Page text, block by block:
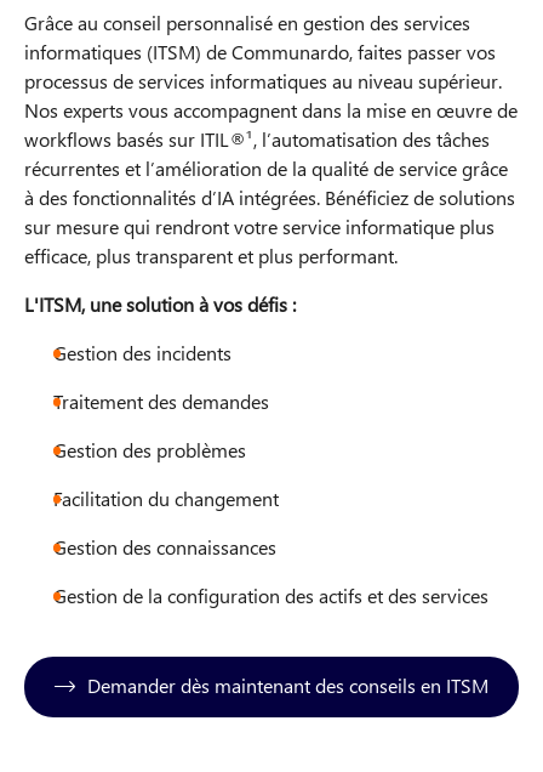
Grâce au conseil personnalisé en gestion des services
informatiques (ITSM) de Communardo, faites passer vos
processus de services informatiques au niveau supérieur.
Nos experts vous accompagnent dans la mise en œuvre de
workflows basés sur ITIL®¹, l’automatisation des tâches
récurrentes et l’amélioration de la qualité de service grâce
à des fonctionnalités d’IA intégrées. Bénéficiez de solutions
sur mesure qui rendront votre service informatique plus
efficace, plus transparent et plus performant.
L'ITSM, une solution à vos défis :
Gestion des incidents
Traitement des demandes
Gestion des problèmes
Facilitation du changement
Gestion des connaissances
Gestion de la configuration des actifs et des services
Demander dès maintenant des conseils en ITSM